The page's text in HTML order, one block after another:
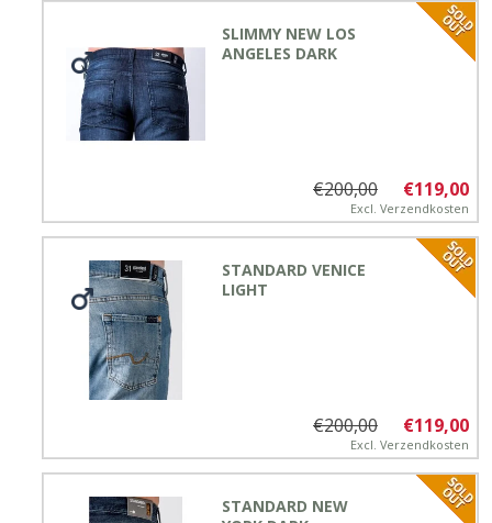
SLIMMY NEW LOS
ANGELES DARK
€119,00
€200,00
Excl. Verzendkosten
STANDARD VENICE
LIGHT
€119,00
€200,00
Excl. Verzendkosten
STANDARD NEW